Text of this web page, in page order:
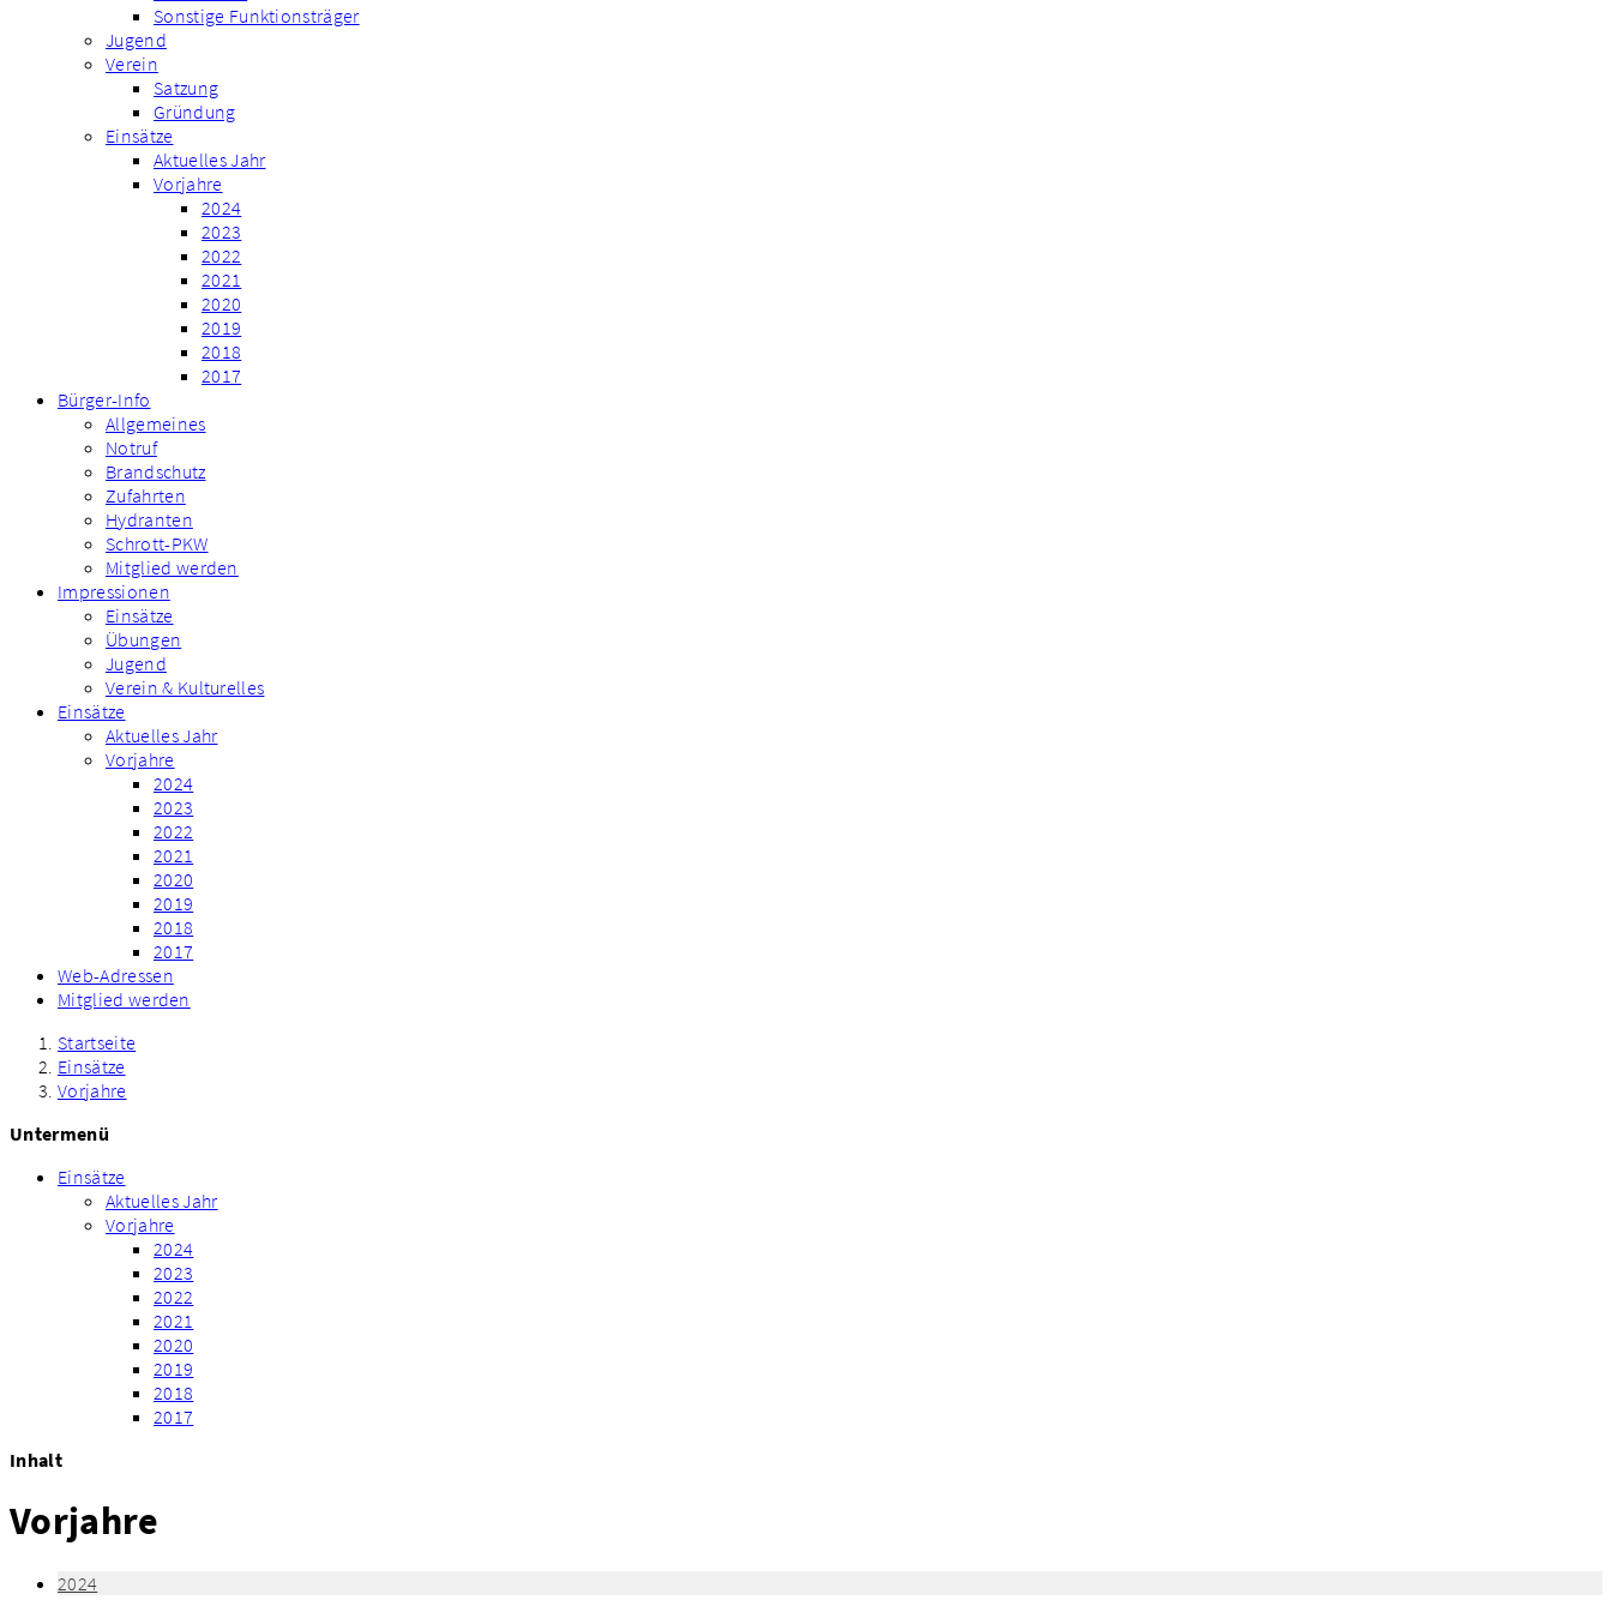
Sonstige Funktionsträger
Jugend
Verein
Satzung
Gründung
Einsätze
Aktuelles Jahr
Vorjahre
2024
2023
2022
2021
2020
2019
2018
2017
Bürger-Info
Allgemeines
Notruf
Brandschutz
Zufahrten
Hydranten
Schrott-PKW
Mitglied werden
Impressionen
Einsätze
Übungen
Jugend
Verein & Kulturelles
Einsätze
Aktuelles Jahr
Vorjahre
2024
2023
2022
2021
2020
2019
2018
2017
Web-Adressen
Mitglied werden
Startseite
Einsätze
Vorjahre
Untermenü
Einsätze
Aktuelles Jahr
Vorjahre
2024
2023
2022
2021
2020
2019
2018
2017
Inhalt
Vorjahre
2024